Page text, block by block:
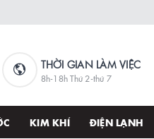
THỜI GIAN LÀM VIỆC
8h-18h Thứ 2-thứ 7
KIM KHÍ ĐIỆN LẠNH